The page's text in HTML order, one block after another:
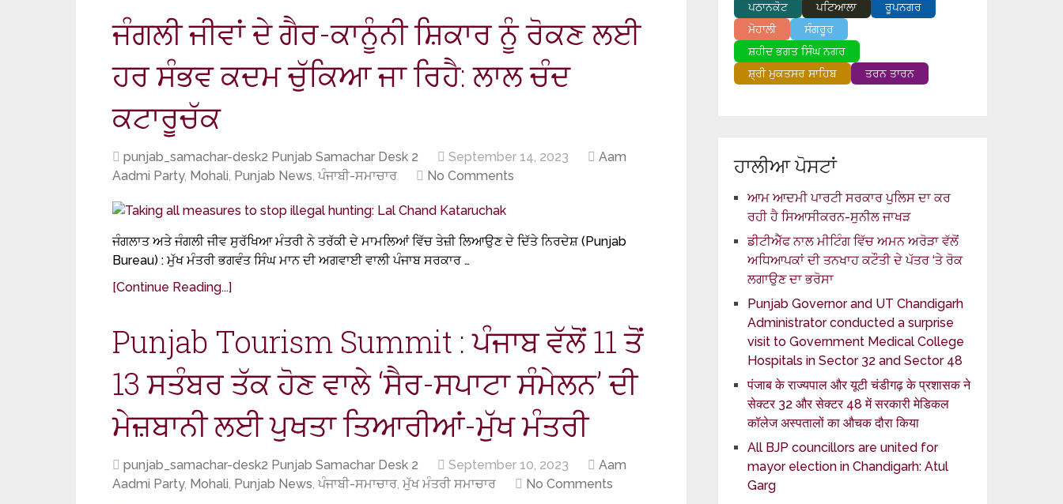
ਜੰਗਲੀ ਜੀਵਾਂ ਦੇ ਗੈਰ-ਕਾਨੂੰਨੀ ਸ਼ਿਕਾਰ ਨੂੰ ਰੋਕਣ ਲਈ
ਹਰ ਸੰਭਵ ਕਦਮ ਚੁੱਕਿਆ ਜਾ ਰਿਹੈ: ਲਾਲ ਚੰਦ
ਕਟਾਰੂਚੱਕ
punjab_samachar-desk2 Punjab Samachar Desk 2 September 14, 2023
Aam
Aadmi Party, Mohali, Punjab News, ਪੰਜਾਬੀ-ਸਮਾਚਾਰ No Comments
ਜੰਗਲਾਤ ਅਤੇ ਜੰਗਲੀ ਜੀਵ ਸੁਰੱਖਿਆ ਮੰਤਰੀ ਨੇ ਤਰੱਕੀ ਦੇ ਮਾਮਲਿਆਂ ਵਿੱਚ ਤੇਜ਼ੀ ਲਿਆਉਣ ਦੇ ਦਿੱਤੇ ਨਿਰਦੇਸ਼ (Punjab
Bureau) : ਮੁੱਖ ਮੰਤਰੀ ਭਗਵੰਤ ਸਿੰਘ ਮਾਨ ਦੀ ਅਗਵਾਈ ਵਾਲੀ ਪੰਜਾਬ ਸਰਕਾਰ …
[Continue Reading...]
Punjab Tourism Summit : ਪੰਜਾਬ ਵੱਲੋਂ 11 ਤੋਂ
13 ਸਤੰਬਰ ਤੱਕ ਹੋਣ ਵਾਲੇ ‘ਸੈਰ-ਸਪਾਟਾ ਸੰਮੇਲਨ’ ਦੀ
ਮੇਜ਼ਬਾਨੀ ਲਈ ਪੁਖਤਾ ਤਿਆਰੀਆਂ-ਮੁੱਖ ਮੰਤਰੀ
punjab_samachar-desk2 Punjab Samachar Desk 2 September 10, 2023
Aam
Aadmi Party, Mohali, Punjab News, ਪੰਜਾਬੀ-ਸਮਾਚਾਰ, ਮੁੱਖ ਮੰਤਰੀ ਸਮਾਚਾਰ No Comments
ਪਠਾਨਕੋਟ
ਪਟਿਆਲਾ
ਰੂਪਨਗਰ
ਮੋਹਾਲੀ
ਸੰਗਰੂਰ
ਸ਼ਹੀਦ ਭਗਤ ਸਿੰਘ ਨਗਰ
ਸ਼੍ਰੀ ਮੁਕਤਸਰ ਸਾਹਿਬ
ਤਰਨ ਤਾਰਨ
ਹਾਲੀਆ ਪੋਸਟਾਂ
ਆਮ ਆਦਮੀ ਪਾਰਟੀ ਸਰਕਾਰ ਪੁਲਿਸ ਦਾ ਕਰ
ਰਹੀ ਹੈ ਸਿਆਸੀਕਰਨ-ਸੁਨੀਲ ਜਾਖੜ
ਡੀਟੀਐੱਫ ਨਾਲ ਮੀਟਿੰਗ ਵਿੱਚ ਅਮਨ ਅਰੋੜਾ ਵੱਲੋਂ
ਅਧਿਆਪਕਾਂ ਦੀ ਤਨਖਾਹ ਕਟੌਤੀ ਦੇ ਪੱਤਰ ‘ਤੇ ਰੋਕ
ਲਗਾਉਣ ਦਾ ਭਰੋਸਾ
Punjab Governor and UT Chandigarh
Administrator conducted a surprise
visit to Government Medical College
Hospitals in Sector 32 and Sector 48
पंजाब के राज्यपाल और यूटी चंडीगढ़ के प्रशासक ने
सेक्टर 32 और सेक्टर 48 में सरकारी मेडिकल
कॉलेज अस्पतालों का औचक दौरा किया
All BJP councillors are united for
mayor election in Chandigarh: Atul
Garg